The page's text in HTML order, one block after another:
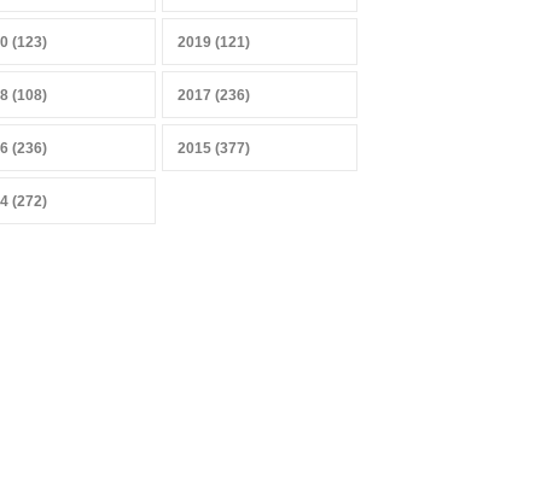
(123) 2019 (121)
(108) 2017 (236)
(236) 2015 (377)
(272)